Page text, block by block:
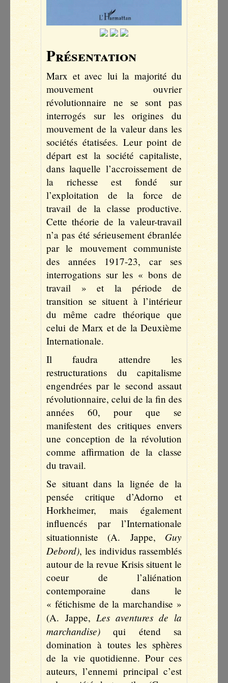
Présentation
Marx et avec lui la majorité du
mouvement ouvrier
révolutionnaire ne se sont pas
interrogés sur les origines du
mouvement de la valeur dans les
sociétés étatisées. Leur point de
départ est la société capitaliste,
dans laquelle l’accroissement de
la richesse est fondé sur
l’exploitation de la force de
travail de la classe productive.
Cette théorie de la valeur-travail
n’a pas été sérieusement ébranlée
par le mouvement communiste
des années 1917-23, car ses
interrogations sur les « bons de
travail » et la période de
transition se situent à l’intérieur
du même cadre théorique que
celui de Marx et de la Deuxième
Internationale.
Il faudra attendre les
restructurations du capitalisme
engendrées par le second assaut
révolutionnaire, celui de la fin des
années 60, pour que se
manifestent des critiques envers
une conception de la révolution
comme affirmation de la classe
du travail.
Se situant dans la lignée de la
pensée critique d’Adorno et
Horkheimer, mais également
influencés par l’Internationale
situationniste (A. Jappe, Guy
Debord), les individus rassemblés
autour de la revue Krisis situent le
coeur de l’aliénation
contemporaine dans le
« fétichisme de la marchandise »
(A. Jappe, Les aventures de la
marchandise) qui étend sa
domination à toutes les sphères
de la vie quotidienne. Pour ces
auteurs, l’ennemi principal c’est